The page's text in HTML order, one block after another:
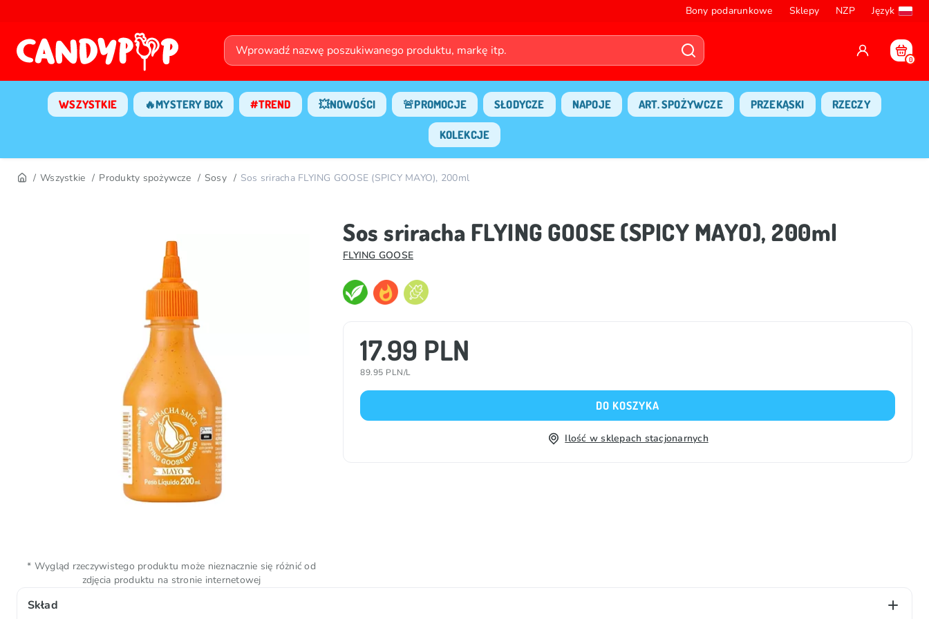
Bony podarunkowe Sklepy NZP Język
0
WSZYSTKIE 🔥MYSTERY BOX #TREND 💥NOWOŚCI 🚨PROMOCJE SŁODYCZE NAPOJE ART. SPOŻYWCZE PRZEKĄSKI RZECZY
KOLEKCJE
Wszystkie Produkty spożywcze Sosy Sos sriracha FLYING GOOSE (SPICY MAYO), 200ml
Sos sriracha FLYING GOOSE (SPICY MAYO), 200ml
FLYING GOOSE
17.99 PLN
89.95 PLN/L
DO KOSZYKA
Ilość w sklepach stacjonarnych
Skład
* Wygląd rzeczywistego produktu może nieznacznie się różnić od
zdjęcia produktu na stronie internetowej